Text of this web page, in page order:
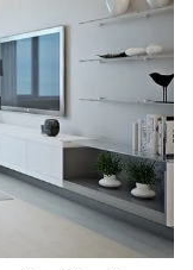
bằng AI